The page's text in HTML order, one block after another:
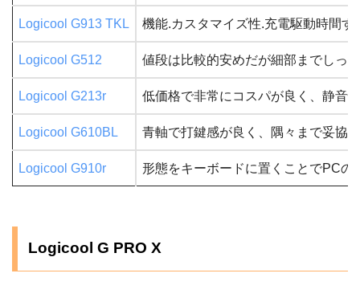
Logicool G913 TKL 機能.カスタマイズ性.充電駆動時間
Logicool G512 値段は比較的安めだが細部までしっ
Logicool G213r 低価格で非常にコスパが良く、静音
Logicool G610BL 青軸で打鍵感が良く、隅々まで妥協
Logicool G910r 形態をキーボードに置くことでPC
Logicool G PRO X